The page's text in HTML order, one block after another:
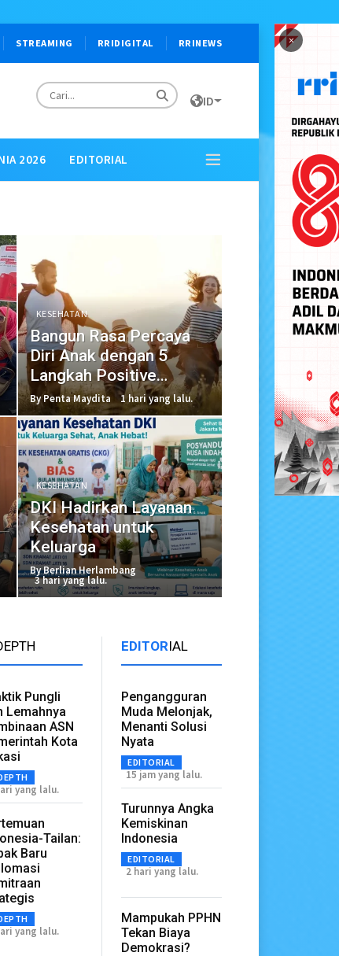
×
STREAMING RRIDIGITAL RRINEWS
ID
2026 EDITORIAL
KESEHATAN
Bangun Rasa Percaya
Diri Anak dengan 5
Langkah Positive
Parenting
By Penta Maydita 1 hari yang lalu.
KESEHATAN
DKI Hadirkan Layanan
Kesehatan untuk
Keluarga
By Berlian Herlambang
3 hari yang lalu.
Pungli
Lemahnya
ASN
Kota
yang lalu.
Tailan:
Baru
yang lalu.
EDITORIAL
Pengangguran
Muda Melonjak,
Menanti Solusi
Nyata
EDITORIAL
15 jam yang lalu.
Turunnya Angka
Kemiskinan
Indonesia
EDITORIAL
2 hari yang lalu.
Mampukah PPHN
Tekan Biaya
Demokrasi?